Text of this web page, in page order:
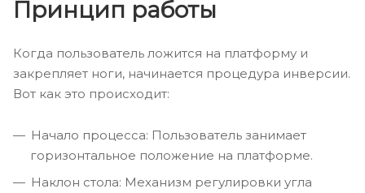
Принцип работы
Когда пользователь ложится на платформу и
закрепляет ноги, начинается процедура инверсии.
Вот как это происходит:
Начало процесса: Пользователь занимает
горизонтальное положение на платформе.
Наклон стола: Механизм регулировки угла